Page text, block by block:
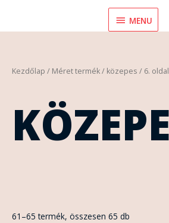
MENU
MENU
Kezdőlap / Méret termék / közepes / 6. oldal
61–65 termék, összesen 65 db
Sorted
by